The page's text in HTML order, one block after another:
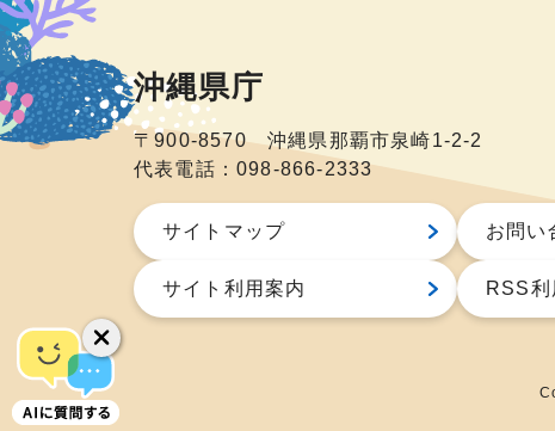
沖縄県庁
〒900-8570 沖縄県那覇市泉崎1-2-2
代表電話：098-866-2333
サイトマップ お問い
サイト利用案内 RSS利